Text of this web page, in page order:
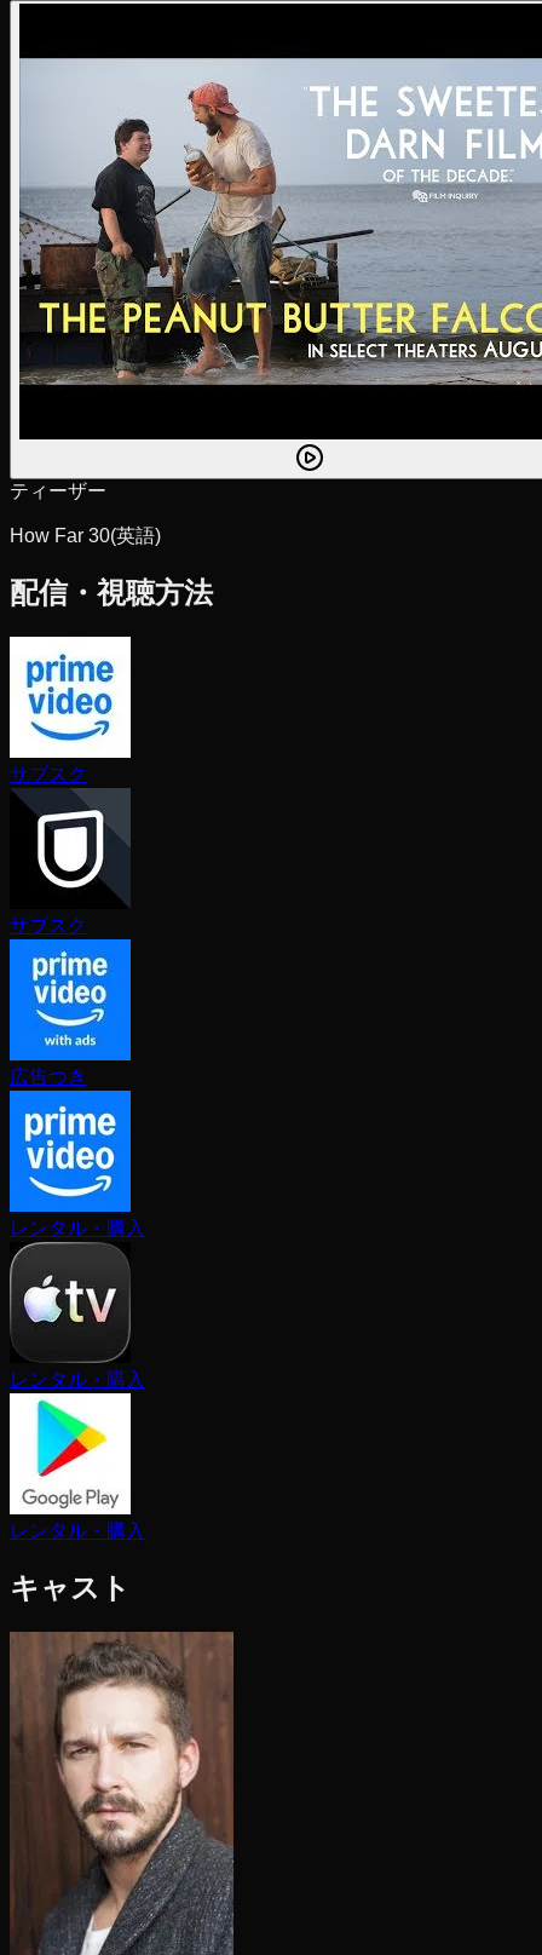
ティーザー
How Far 30(英語)
配信・視聴方法
サブスク
サブスク
広告つき
レンタル・購入
レンタル・購入
レンタル・購入
キャスト